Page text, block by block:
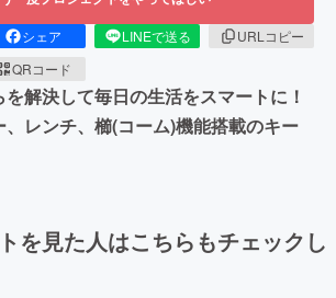
シェア LINEで送る
URLコピー
QRコード
解決して毎日の生活をスマートに！
レンチ、櫛(コーム)機能搭載のキー
を見た人はこちらもチェックし